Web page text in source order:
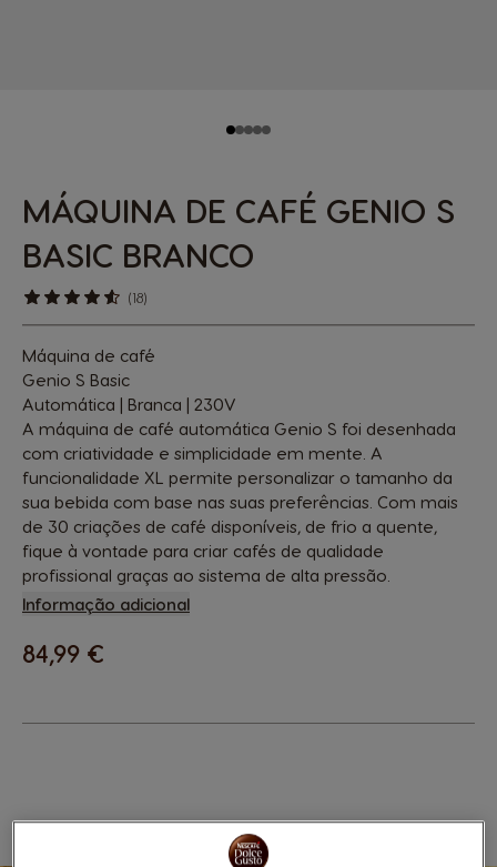
MÁQUINA DE CAFÉ GENIO S
BASIC BRANCO
(18)
Máquina de café
Genio S Basic
Automática | Branca | 230V
A máquina de café automática Genio S foi desenhada
com criatividade e simplicidade em mente. A
funcionalidade XL permite personalizar o tamanho da
sua bebida com base nas suas preferências. Com mais
de 30 criações de café disponíveis, de frio a quente,
fique à vontade para criar cafés de qualidade
profissional graças ao sistema de alta pressão.
Informação adicional
84,99 €
Favoritos
Lista De Desejos